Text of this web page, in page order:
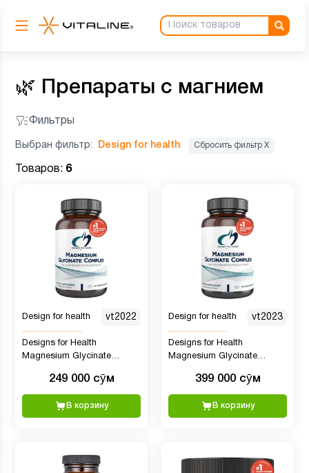
🌿 Препараты с магнием
Фильтры
Выбран фильтр: Design for health Сбросить фильтр Х
Товаров: 6
Design for health vt2022
Designs for Health
Magnesium Glycinate
глицината магния - для
здоровья сердца,
поддержки иммунитета и
249 000 сӯм
В корзину
Design for health vt2023
Designs for Health
Magnesium Glycinate
глицината магния - для
здоровья сердца,
поддержки иммунитета и
399 000 сӯм
В корзину